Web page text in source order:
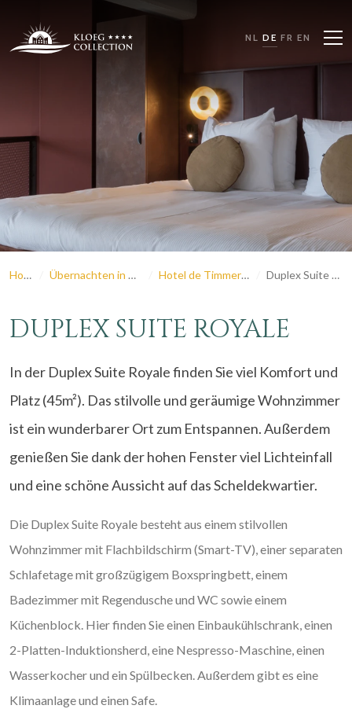
NL DE FR EN
Home Übernachten in Zeeland Hotel de Timmerfabriek Duplex Suite Royale
DUPLEX SUITE ROYALE
In der Duplex Suite Royale finden Sie viel Komfort und
Platz (45m²). Das stilvolle und geräumige Wohnzimmer
ist ein wunderbarer Ort zum Entspannen. Außerdem
genießen Sie dank der hohen Fenster viel Lichteinfall
und eine schöne Aussicht auf das Scheldekwartier.
Die Duplex Suite Royale besteht aus einem stilvollen
Wohnzimmer mit Flachbildschirm (Smart-TV), einer separaten
Schlafetage mit großzügigem Boxspringbett, einem
Badezimmer mit Regendusche und WC sowie einem
Küchenblock. Hier finden Sie einen Einbaukühlschrank, einen
2-Platten-Induktionsherd, eine Nespresso-Maschine, einen
Wasserkocher und ein Spülbecken. Außerdem gibt es eine
Klimaanlage und einen Safe.